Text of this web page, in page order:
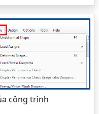
công trình